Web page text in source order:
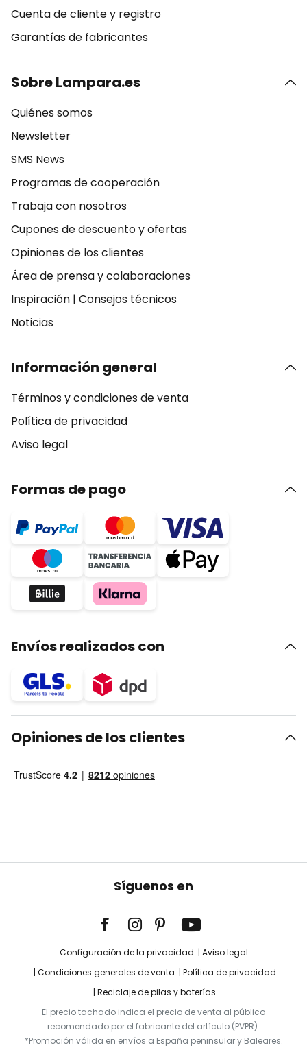
Cuenta de cliente y registro
Garantías de fabricantes
Sobre Lampara.es
Quiénes somos
Newsletter
SMS News
Programas de cooperación
Trabaja con nosotros
Cupones de descuento y ofertas
Opiniones de los clientes
Área de prensa y colaboraciones
Inspiración | Consejos técnicos
Noticias
Información general
Términos y condiciones de venta
Política de privacidad
Aviso legal
Formas de pago
Envíos realizados con
Opiniones de los clientes
Síguenos en
Configuración de la privacidad
Aviso legal
Condiciones generales de venta
Política de privacidad
Reciclaje de pilas y baterías
El precio tachado indica el precio de venta al público
recomendado por el fabricante del artículo (PVPR).
*Promoción válida en envíos a España peninsular y Baleares.